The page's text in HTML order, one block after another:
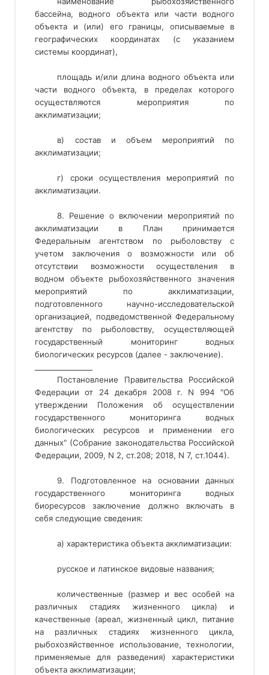
бассейна, водного объекта или части водного
объекта и (или) его границы, описываемые в
географических координатах (с указанием
системы координат),
площадь и/или длина водного объекта или
части водного объекта, в пределах которого
осуществляются мероприятия по
акклиматизации;
в) состав и объем мероприятий по
акклиматизации;
г) сроки осуществления мероприятий по
акклиматизации.
8. Решение о включении мероприятий по
акклиматизации в План принимается
Федеральным агентством по рыболовству с
учетом заключения о возможности или об
отсутствии возможности осуществления в
водном объекте рыбохозяйственного значения
мероприятий по акклиматизации,
подготовленного научно-исследовательской
организацией, подведомственной Федеральному
агентству по рыболовству, осуществляющей
государственный мониторинг водных
биологических ресурсов (далее - заключение).
Постановление Правительства Российской
Федерации от 24 декабря 2008 г. N 994 "Об
утверждении Положения об осуществлении
государственного мониторинга водных
биологических ресурсов и применении его
данных" (Собрание законодательства Российской
Федерации, 2009, N 2, ст.208; 2018, N 7, ст.1044).
9. Подготовленное на основании данных
государственного мониторинга водных
биоресурсов заключение должно включать в
себя следующие сведения:
русское и латинское видовые названия;
количественные (размер и вес особей на
различных стадиях жизненного цикла) и
качественные (ареал, жизненный цикл, питание
на различных стадиях жизненного цикла,
рыбохозяйственное использование, технологии,
применяемые для разведения) характеристики
объекта акклиматизации;